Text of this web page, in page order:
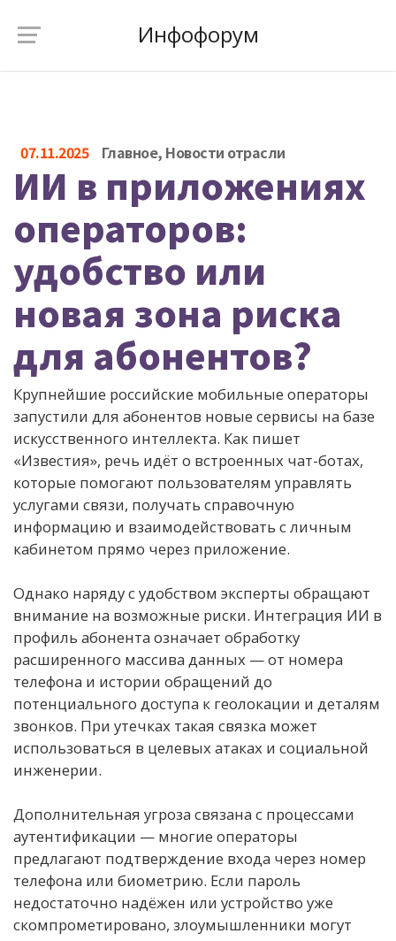
Инфофорум
07.11.2025 Главное, Новости отрасли
ИИ в приложениях
операторов:
удобство или
новая зона риска
для абонентов?
Крупнейшие российские мобильные операторы
запустили для абонентов новые сервисы на базе
искусственного интеллекта. Как пишет
«Известия», речь идёт о встроенных чат-ботах,
которые помогают пользователям управлять
услугами связи, получать справочную
информацию и взаимодействовать с личным
кабинетом прямо через приложение.
Однако наряду с удобством эксперты обращают
внимание на возможные риски. Интеграция ИИ в
профиль абонента означает обработку
расширенного массива данных — от номера
телефона и истории обращений до
потенциального доступа к геолокации и деталям
звонков. При утечках такая связка может
использоваться в целевых атаках и социальной
инженерии.
Дополнительная угроза связана с процессами
аутентификации — многие операторы
предлагают подтверждение входа через номер
телефона или биометрию. Если пароль
недостаточно надёжен или устройство уже
скомпрометировано, злоумышленники могут